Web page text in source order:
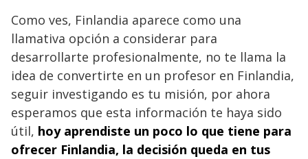
Como ves, Finlandia aparece como una
llamativa opción a considerar para
desarrollarte profesionalmente, no te llama la
idea de convertirte en un profesor en Finlandia,
seguir investigando es tu misión, por ahora
esperamos que esta información te haya sido
útil, hoy aprendiste un poco lo que tiene para
ofrecer Finlandia, la decisión queda en tus